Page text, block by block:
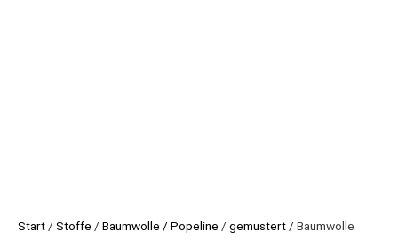
Start/ Stoffe / Baumwolle / Popeline / gemustert/ Baumwolle
100